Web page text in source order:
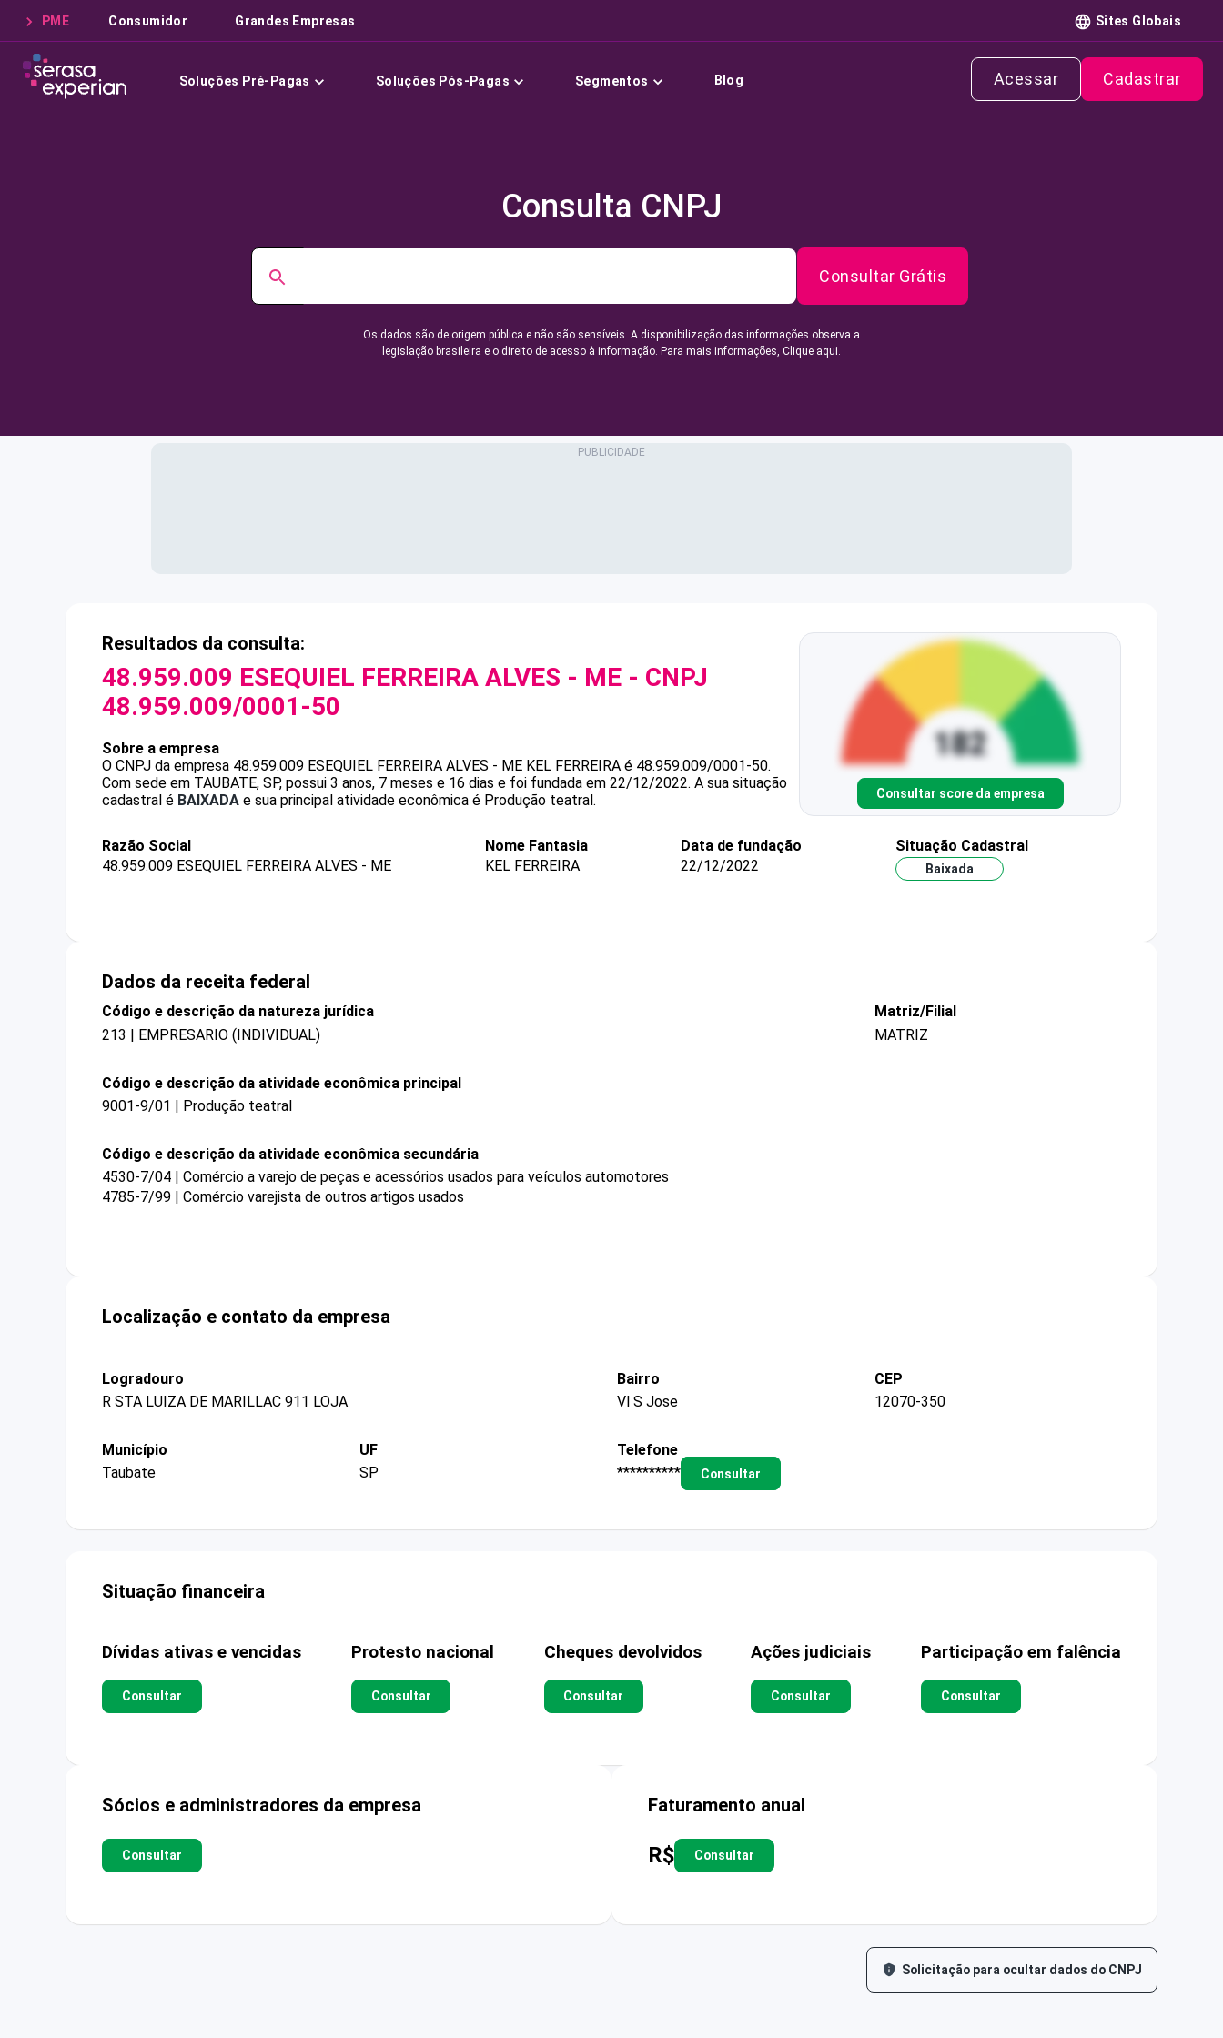
PME Consumidor Grandes Empresas Sites Globais
Soluções Pré-Pagas Soluções Pós-Pagas Segmentos Blog Acessar Cadastrar
Consulta CNPJ
Consultar Grátis
Os dados são de origem pública e não são sensíveis. A disponibilização das informações observa a
legislação brasileira e o direito de acesso à informação. Para mais informações, Clique aqui.
Resultados da consulta:
48.959.009 ESEQUIEL FERREIRA ALVES - ME - CNPJ
48.959.009/0001-50
Sobre a empresa
O CNPJ da empresa 48.959.009 ESEQUIEL FERREIRA ALVES - ME KEL FERREIRA é 48.959.009/0001-50.
Com sede em TAUBATE, SP, possui 3 anos, 7 meses e 16 dias e foi fundada em 22/12/2022. A sua situação
cadastral é BAIXADA e sua principal atividade econômica é Produção teatral. Consultar score da empresa
Razão Social
48.959.009 ESEQUIEL FERREIRA ALVES - ME
Nome Fantasia
KEL FERREIRA
Data de fundação
22/12/2022
Situação Cadastral
Baixada
Dados da receita federal
Código e descrição da natureza jurídica
213 | EMPRESARIO (INDIVIDUAL)
Matriz/Filial
MATRIZ
Código e descrição da atividade econômica principal
9001-9/01 | Produção teatral
Código e descrição da atividade econômica secundária
4530-7/04 | Comércio a varejo de peças e acessórios usados para veículos automotores
4785-7/99 | Comércio varejista de outros artigos usados
Localização e contato da empresa
Logradouro
R STA LUIZA DE MARILLAC 911 LOJA
Bairro
Vl S Jose
CEP
12070-350
Município
Taubate
UF
SP
Telefone
**********
Consultar
Situação financeira
Dívidas ativas e vencidas
Consultar
Protesto nacional
Consultar
Cheques devolvidos
Consultar
Ações judiciais
Consultar
Participação em falência
Consultar
Sócios e administradores da empresa
Consultar
Faturamento anual
R$ Consultar
Solicitação para ocultar dados do CNPJ